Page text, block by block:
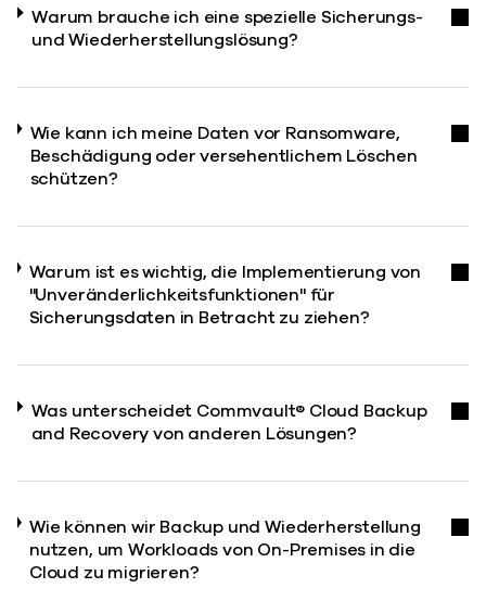
Warum brauche ich eine spezielle Sicherungs-
und Wiederherstellungslösung?
Wie kann ich meine Daten vor Ransomware,
Beschädigung oder versehentlichem Löschen
schützen?
Warum ist es wichtig, die Implementierung von
"Unveränderlichkeitsfunktionen" für
Sicherungsdaten in Betracht zu ziehen?
Was unterscheidet Commvault® Cloud Backup
and Recovery von anderen Lösungen?
Wie können wir Backup und Wiederherstellung
nutzen, um Workloads von On-Premises in die
Cloud zu migrieren?